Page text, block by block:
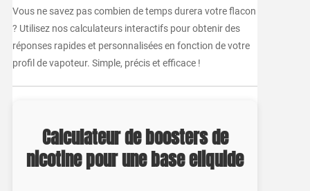
Vous ne savez pas combien de temps durera votre flacon
? Utilisez nos calculateurs interactifs pour obtenir des
réponses rapides et personnalisées en fonction de votre
profil de vapoteur. Simple, précis et efficace !
Calculateur de boosters de
nicotine pour une base eliquide